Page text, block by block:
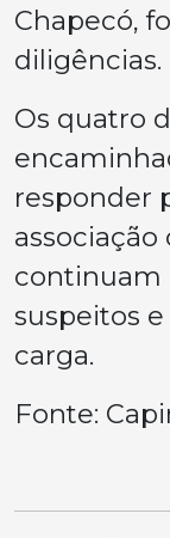
Chapecó,
diligências.
Os quatro
responder
associação
continuam
suspeitos
carga.
Fonte: